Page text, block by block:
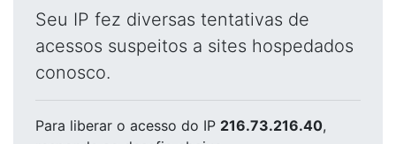
Seu IP fez diversas tentativas de
acessos suspeitos a sites hospedados
conosco.
Para liberar o acesso do IP 216.73.216.40,